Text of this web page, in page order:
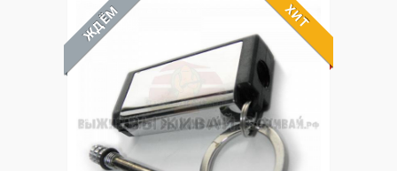
ЖДЁМ ХИТ